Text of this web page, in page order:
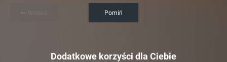
Pomiń
Dodatkowe korzyści dla Ciebie